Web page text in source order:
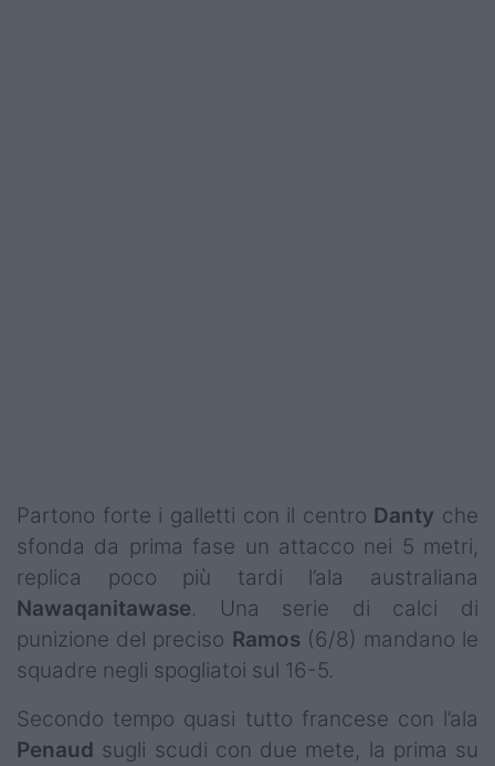
Partono forte i galletti con il centro Danty che
sfonda da prima fase un attacco nei 5 metri,
replica poco più tardi l’ala australiana
Nawaqanitawase. Una serie di calci di
punizione del preciso Ramos(6/8) mandano le
squadre negli spogliatoi sul 16-5.
Secondo tempo quasi tutto francese con l’ala
Penaud sugli scudi con due mete, la prima su